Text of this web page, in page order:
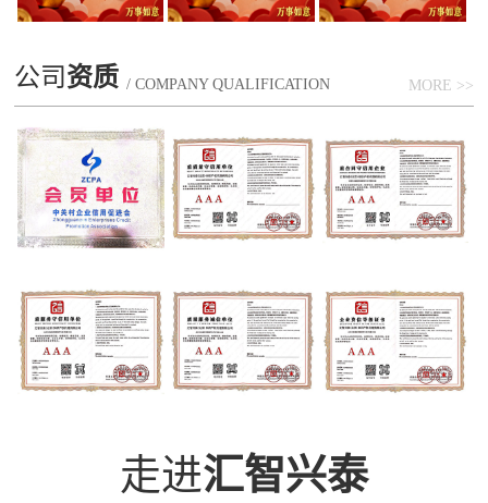
公司资质 / COMPANY QUALIFICATION MORE >>
走进汇智兴泰